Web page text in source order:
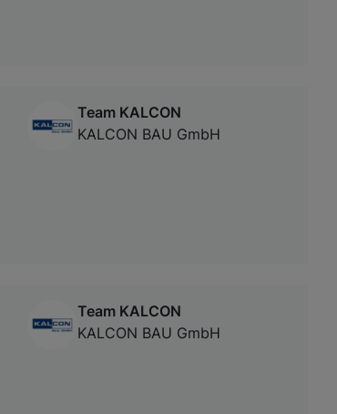
Team KALCON
KALCON BAU GmbH
Team KALCON
KALCON BAU GmbH